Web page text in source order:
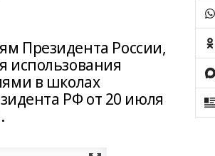
Президента России,
использования
в школах
РФ от 20 июля